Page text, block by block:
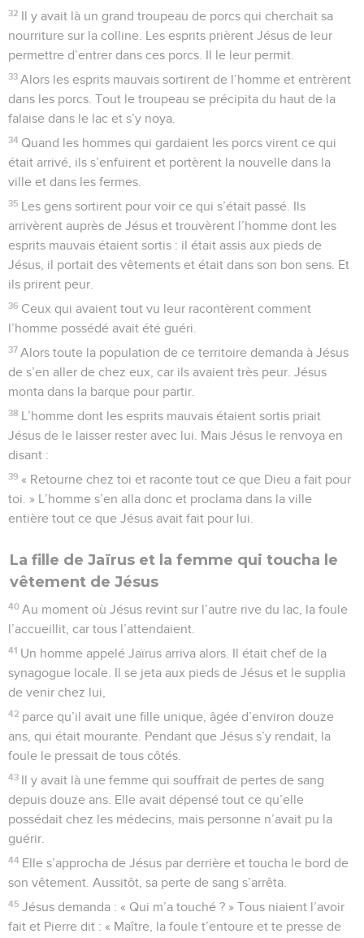
32 Il y avait là un grand troupeau de porcs qui cherchait sa
nourriture sur la colline. Les esprits prièrent Jésus de leur
permettre d’entrer dans ces porcs. Il le leur permit.
33 Alors les esprits mauvais sortirent de l’homme et entrèrent
dans les porcs. Tout le troupeau se précipita du haut de la
falaise dans le lac et s’y noya.
34 Quand les hommes qui gardaient les porcs virent ce qui
était arrivé, ils s’enfuirent et portèrent la nouvelle dans la
ville et dans les fermes.
35 Les gens sortirent pour voir ce qui s’était passé. Ils
arrivèrent auprès de Jésus et trouvèrent l’homme dont les
esprits mauvais étaient sortis : il était assis aux pieds de
Jésus, il portait des vêtements et était dans son bon sens. Et
ils prirent peur.
36 Ceux qui avaient tout vu leur racontèrent comment
l’homme possédé avait été guéri.
37 Alors toute la population de ce territoire demanda à Jésus
de s’en aller de chez eux, car ils avaient très peur. Jésus
monta dans la barque pour partir.
38 L’homme dont les esprits mauvais étaient sortis priait
Jésus de le laisser rester avec lui. Mais Jésus le renvoya en
disant :
39 « Retourne chez toi et raconte tout ce que Dieu a fait pour
toi. » L’homme s’en alla donc et proclama dans la ville
entière tout ce que Jésus avait fait pour lui.
La fille de Jaïrus et la femme qui toucha le
vêtement de Jésus
40 Au moment où Jésus revint sur l’autre rive du lac, la foule
l’accueillit, car tous l’attendaient.
41 Un homme appelé Jaïrus arriva alors. Il était chef de la
synagogue locale. Il se jeta aux pieds de Jésus et le supplia
de venir chez lui,
42 parce qu’il avait une fille unique, âgée d’environ douze
ans, qui était mourante. Pendant que Jésus s’y rendait, la
foule le pressait de tous côtés.
43 Il y avait là une femme qui souffrait de pertes de sang
depuis douze ans. Elle avait dépensé tout ce qu’elle
possédait chez les médecins, mais personne n’avait pu la
guérir.
44 Elle s’approcha de Jésus par derrière et toucha le bord de
son vêtement. Aussitôt, sa perte de sang s’arrêta.
45 Jésus demanda : « Qui m’a touché ? » Tous niaient l’avoir
fait et Pierre dit : « Maître, la foule t’entoure et te presse de